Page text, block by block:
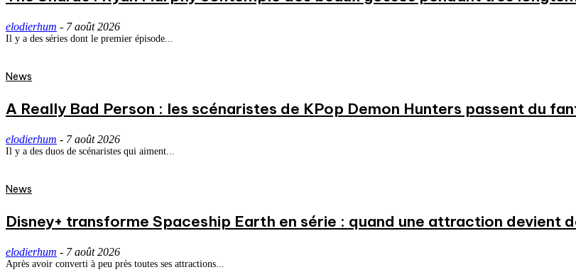
elodierhum - 7 août 2026
Il y a des séries dont le premier épisode...
News
A Really Bad Person : les scénaristes de KPop Demon Hunters passent du
elodierhum - 7 août 2026
Il y a des duos de scénaristes qui aiment...
News
Disney+ transforme Spaceship Earth en série : quand une attraction devient
elodierhum - 7 août 2026
Après avoir converti à peu près toutes ses attractions...